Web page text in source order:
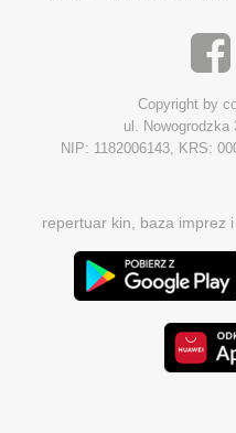
Copyright by
ul. Nowogrodzka
NIP: 1182006143, KRS:
repertuar kin, baza imprez